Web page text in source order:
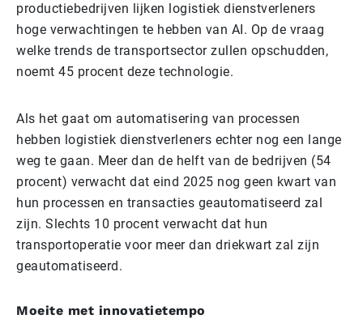
productiebedrijven lijken logistiek dienstverleners
hoge verwachtingen te hebben van AI. Op de vraag
welke trends de transportsector zullen opschudden,
noemt 45 procent deze technologie.
Als het gaat om automatisering van processen
hebben logistiek dienstverleners echter nog een lange
weg te gaan. Meer dan de helft van de bedrijven (54
procent) verwacht dat eind 2025 nog geen kwart van
hun processen en transacties geautomatiseerd zal
zijn. Slechts 10 procent verwacht dat hun
transportoperatie voor meer dan driekwart zal zijn
geautomatiseerd.
Moeite met innovatietempo